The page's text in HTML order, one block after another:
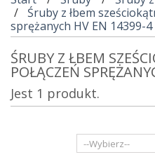
Śruby z łbem
sprężanych HV EN 14399-4
ŚRUBY Z ŁBEM
POŁĄCZEŃ
Jest 1 produkt.